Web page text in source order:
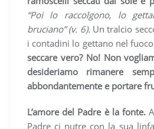
“Poi lo raccolgono, lo
bruciano” (v. 6). Un tralcio
i contadini lo gettano nel
seccare vero? No! Non
desideriamo rimanere
abbondantemente e portare
L’amore del Padre è la fonte.
Padre ci nutre con la sua